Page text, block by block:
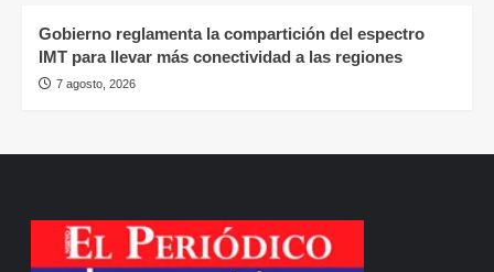
Gobierno reglamenta la compartición del espectro
IMT para llevar más conectividad a las regiones
7 agosto, 2026